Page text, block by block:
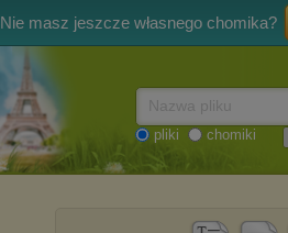
Nie masz jeszcze własnego chomika?
pliki chomiki